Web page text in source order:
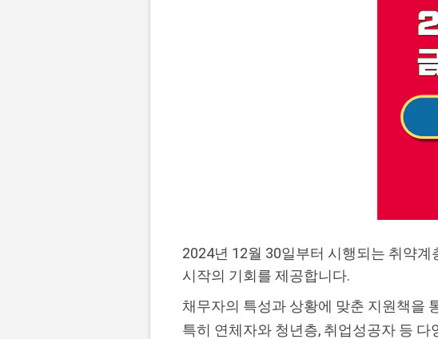
2024년 12월 30일부터 시행되는 취약
시작의 기회를 제공합니다.
채무자의 특성과 상황에 맞춘 지원책을
특히 연체자와 청년층, 취업성공자 등